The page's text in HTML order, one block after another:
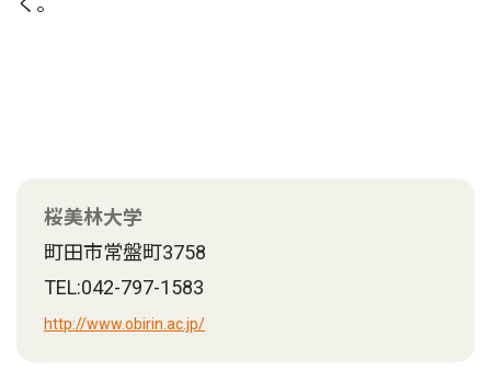
桜美林大学
町田市常盤町3758
TEL:042-797-1583
http://www.obirin.ac.jp/